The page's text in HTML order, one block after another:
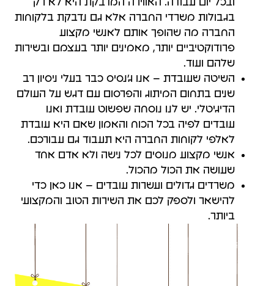
ובכל יום עבודה. האווירה המדבקת היא לא רק
בגבולות משרדי החברה אלא גם נדבקת בלקוחות
החברה מה שהופך אותם לאנשי מקצוע
פרודוקטיביים יותר, מאמינים יותר בעצמם ובשירות
שלהם ועוד.
השיטה שעובדת – אנו ג'נסיס כבר בעלי ניסיון רב
שנים בתחום המיתוג והפרסום עם דגש על העולם
הדיגיטלי. יש לנו נוסחה שפשוט עובדת ואנו
עובדים לפיה בכל הכוח והאמון שאם היא עובדת
לאלפי לקוחות החברה היא תעבוד גם עבורכם.
אנשי מקצוע מנוסים לכל נישה ולא אדם אחד
שעושה את הכול מהכול.
משרדים גדולים ועשרות עובדים – אנו כאן כדי
להישאר ולספק לכם את השירות הטוב והמקצועי
ביותר.